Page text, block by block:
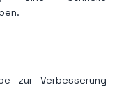
zur Verbesserung